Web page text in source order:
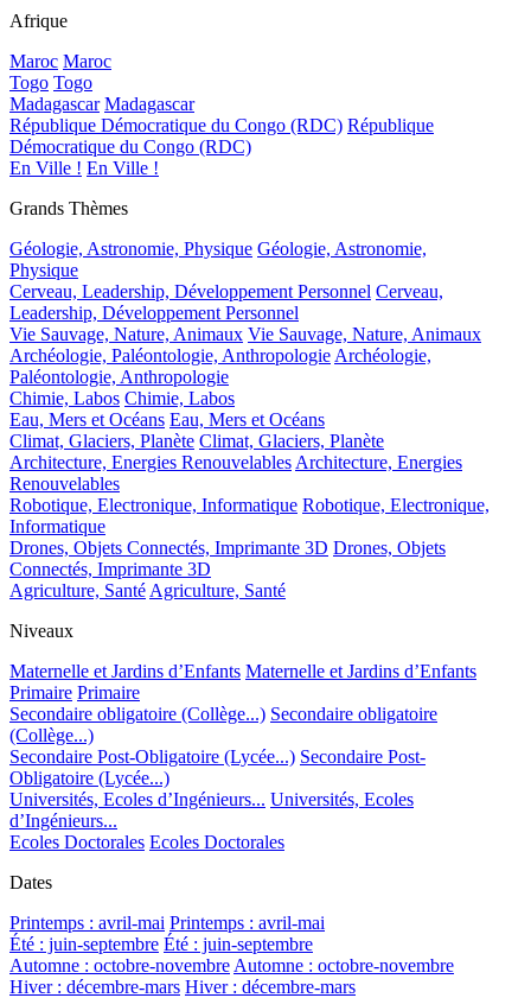
Afrique
Maroc Maroc
Togo Togo
Madagascar Madagascar
République Démocratique du Congo (RDC) République
Démocratique du Congo (RDC)
En Ville ! En Ville !
Grands Thèmes
Géologie, Astronomie, Physique Géologie, Astronomie,
Physique
Cerveau, Leadership, Développement Personnel Cerveau,
Leadership, Développement Personnel
Vie Sauvage, Nature, Animaux Vie Sauvage, Nature, Animaux
Archéologie, Paléontologie, Anthropologie Archéologie,
Paléontologie, Anthropologie
Chimie, Labos Chimie, Labos
Eau, Mers et Océans Eau, Mers et Océans
Climat, Glaciers, Planète Climat, Glaciers, Planète
Architecture, Energies Renouvelables Architecture, Energies
Renouvelables
Robotique, Electronique, Informatique Robotique, Electronique,
Informatique
Drones, Objets Connectés, Imprimante 3D Drones, Objets
Connectés, Imprimante 3D
Agriculture, Santé Agriculture, Santé
Niveaux
Maternelle et Jardins d’Enfants Maternelle et Jardins d’Enfants
Primaire Primaire
Secondaire obligatoire (Collège...) Secondaire obligatoire
(Collège...)
Secondaire Post-Obligatoire (Lycée...) Secondaire Post-
Obligatoire (Lycée...)
Universités, Ecoles d’Ingénieurs... Universités, Ecoles
d’Ingénieurs...
Ecoles Doctorales Ecoles Doctorales
Dates
Printemps : avril-mai Printemps : avril-mai
Été : juin-septembre Été : juin-septembre
Automne : octobre-novembre Automne : octobre-novembre
Hiver : décembre-mars Hiver : décembre-mars